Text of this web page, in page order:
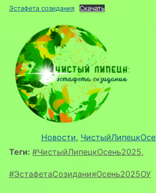
Эстафета созидания Скачать
Новости,
Теги: #ЧистыйЛипецкОсень2025,
#ЭстафетаСозиданияОсень2025ОУ